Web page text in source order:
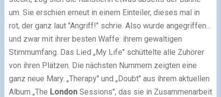
um. Sie erschien erneut in einem Einteiler, dieses mal in
rot, der ganz laut "Angriff!" schrie. Also wurde angegriffen...
und zwar mit ihrer besten Waffe: ihrem gewaltigen
Stimmumfang. Das Lied „My Life" schüttelte alle Zuhörer
von ihren Plätzen. Die nächsten Nummern zeigten eine
ganz neue Mary. „Therapy" und „Doubt" aus ihrem aktuellen
Album „The LondonSessions", das sie in Zusammenarbeit